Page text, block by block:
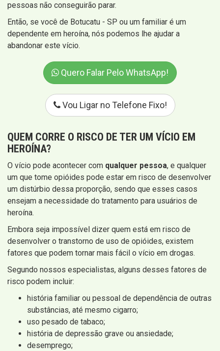
pessoas não conseguirão parar.
Então, se você de Botucatu - SP ou um familiar é um
dependente em heroína, nós podemos lhe ajudar a
abandonar este vício.
Quero Falar Pelo WhatsApp!
Vou Ligar no Telefone Fixo!
QUEM CORRE O RISCO DE TER UM VÍCIO EM
HEROÍNA?
O vício pode acontecer com qualquer pessoa, e qualquer
um que tome opióides pode estar em risco de desenvolver
um distúrbio dessa proporção, sendo que esses casos
ensejam a necessidade do tratamento para usuários de
heroína.
Embora seja impossível dizer quem está em risco de
desenvolver o transtorno de uso de opióides, existem
fatores que podem tornar mais fácil o vício em drogas.
Segundo nossos especialistas, alguns desses fatores de
risco podem incluir:
história familiar ou pessoal de dependência de outras
substâncias, até mesmo cigarro;
uso pesado de tabaco;
história de depressão grave ou ansiedade;
desemprego;